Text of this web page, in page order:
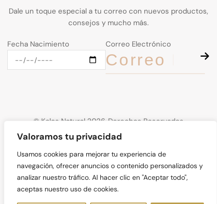
Valoramos tu privacidad
Usamos cookies para mejorar tu experiencia de
navegación, ofrecer anuncios o contenido personalizados y
analizar nuestro tráfico. Al hacer clic en "Aceptar todo",
aceptas nuestro uso de cookies.
Dale un toque especial a tu correo con nuevos productos,
consejos y mucho más.
Fecha Nacimiento Correo Electrónico
© Kalos Natural 2026. Derechos Reservados